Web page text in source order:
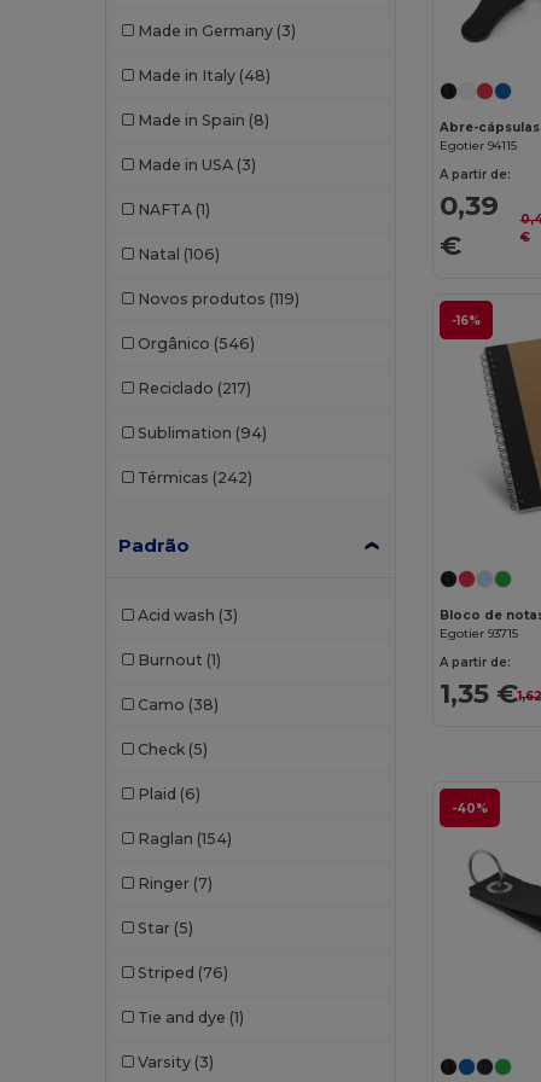
Cherokee
Made in Germany (3)
Made in Italy (48)
Made in Spain (8)
Made in USA (3)
NAFTA (1)
Natal (106)
Novos produtos (119)
Orgânico (546)
Reciclado (217)
Sublimation (94)
Térmicas (242)
Padrão
Acid wash (3)
Burnout (1)
Camo (38)
Check (5)
Plaid (6)
Raglan (154)
Ringer (7)
Star (5)
Striped (76)
Tie and dye (1)
Varsity (3)
Abre-cápsulas
Egotier 94115
A partir de:
0,39
€
€
-16%
Egotier 93715
A partir de:
1,35 €
-40%